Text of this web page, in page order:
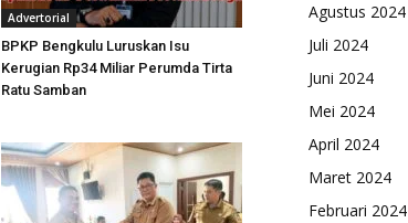
Advertorial
BPKP Bengkulu Luruskan Isu
Kerugian Rp34 Miliar Perumda Tirta
Ratu Samban
Agustus 2024
Juli 2024
Juni 2024
Mei 2024
April 2024
Maret 2024
Februari 2024